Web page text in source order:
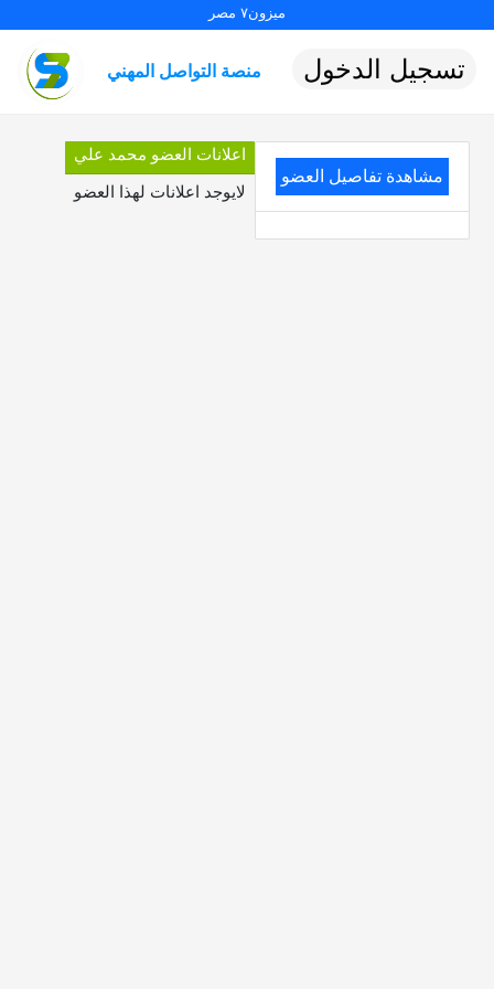
ميزون٧ مصر
منصة التواصل المهني تسجيل الدخول
مشاهدة تفاصيل العضو
اعلانات العضو محمد علي
لايوجد اعلانات لهذا العضو